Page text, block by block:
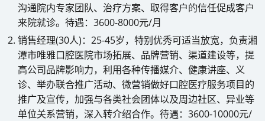
沟通院内专家团队、治疗方案、取得客户的信任促成客户
来院就诊。待遇：3600-8000元/月
销售经理(30人)：25-45岁，特别优秀可适当放宽，负责湘
潭市唯雅口腔医院市场拓展、品牌营销、渠道建设等，提
高公司品牌影响力，利用各种传播媒介、健康讲座、义
诊、举办联合推广活动、微营销做好口腔医疗服务项目的
推广及宣传，加强与各类社会团体以及周边社区、异业等
单位关系营销，深入转介绍合作。待遇：3600-10000元/